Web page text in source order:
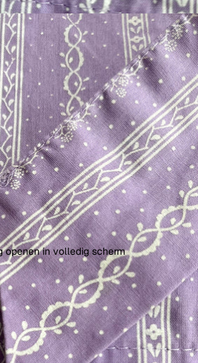
openen in volledig scherm